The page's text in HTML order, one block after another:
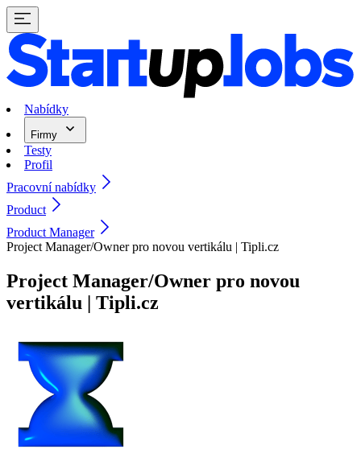
Nabídky
Firmy
Testy
Profil
Pracovní nabídky
Product
Product Manager
Project Manager/Owner pro novou vertikálu | Tipli.cz
Project Manager/Owner pro novou
vertikálu | Tipli.cz